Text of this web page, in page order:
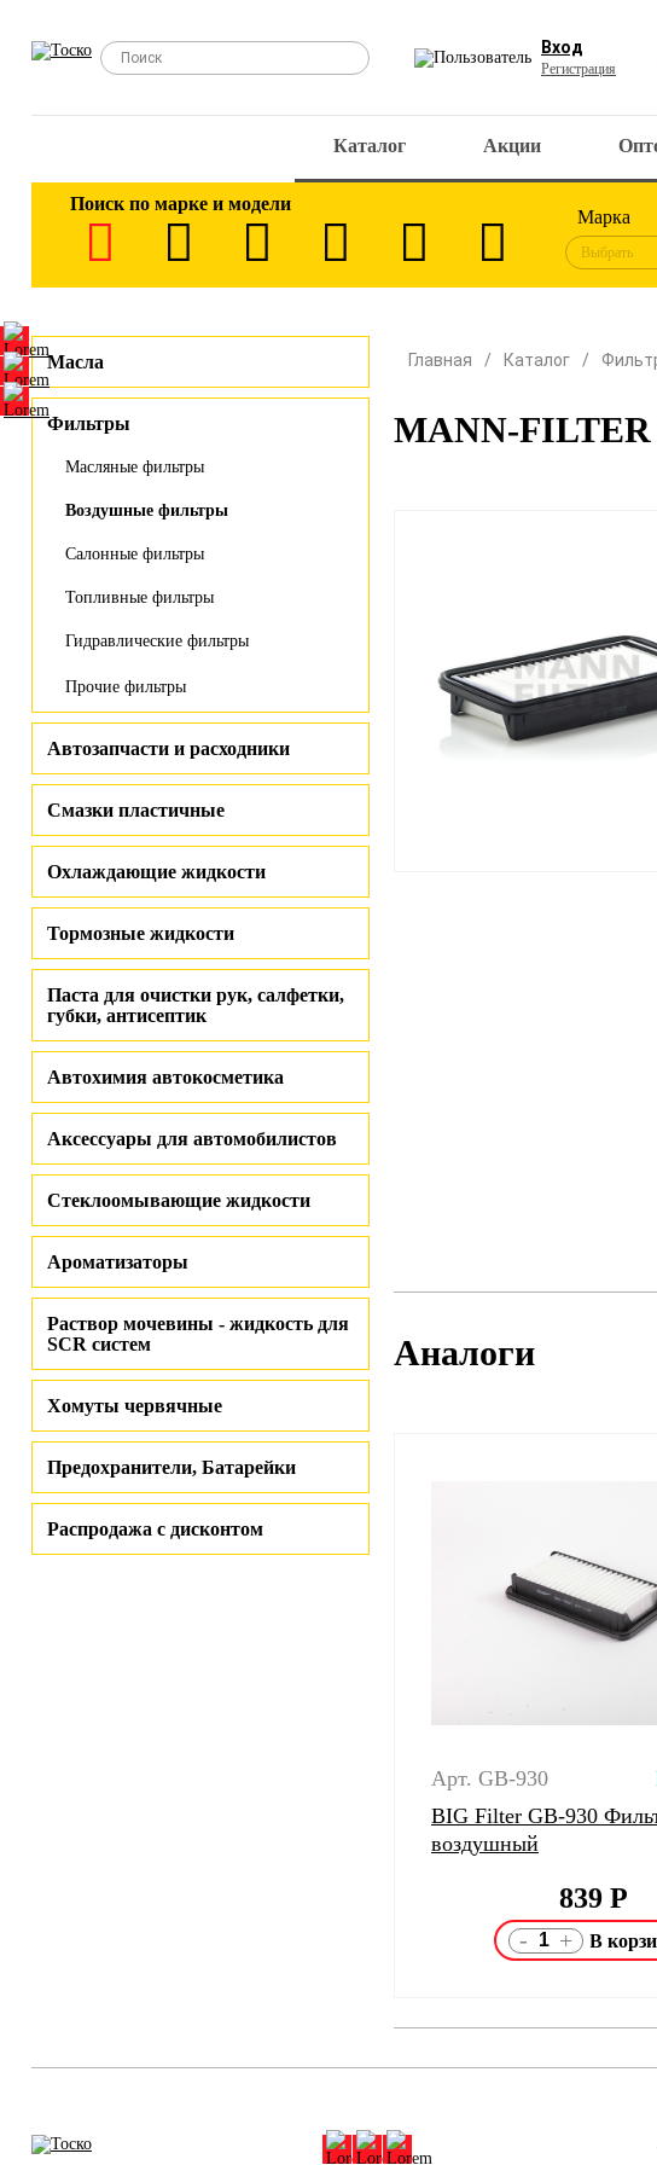
Вход
Регистрация
Каталог Акции
Поиск по марке и модели
Марка
Выбрать
Масла
Фильтры
Масляные фильтры
Воздушные фильтры
Салонные фильтры
Топливные фильтры
Гидравлические фильтры
Прочие фильтры
Автозапчасти и расходники
Смазки пластичные
Охлаждающие жидкости
Тормозные жидкости
Паста для очистки рук, салфетки,
губки, антисептик
Автохимия автокосметика
Аксессуары для автомобилистов
Стеклоомывающие жидкости
Ароматизаторы
Раствор мочевины - жидкость для
SCR систем
Хомуты червячные
Предохранители, Батарейки
Распродажа с дисконтом
Главная Каталог
MANN-FILTER
Аналоги
Арт. GB-930
BIG Filter GB-930
воздушный
839 Р
- +